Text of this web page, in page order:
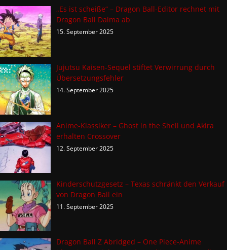
„Es ist scheiße“ – Dragon Ball-Editor rechnet mit
Dragon Ball Daima ab
15. September 2025
Jujutsu Kaisen-Sequel stiftet Verwirrung durch
Übersetzungsfehler
14. September 2025
Anime-Klassiker – Ghost in the Shell und Akira
erhalten Crossover
12. September 2025
Kinderschutzgesetz – Texas schränkt den Verkauf
von Dragon Ball ein
11. September 2025
Dragon Ball Z Abridged – One Piece-Anime